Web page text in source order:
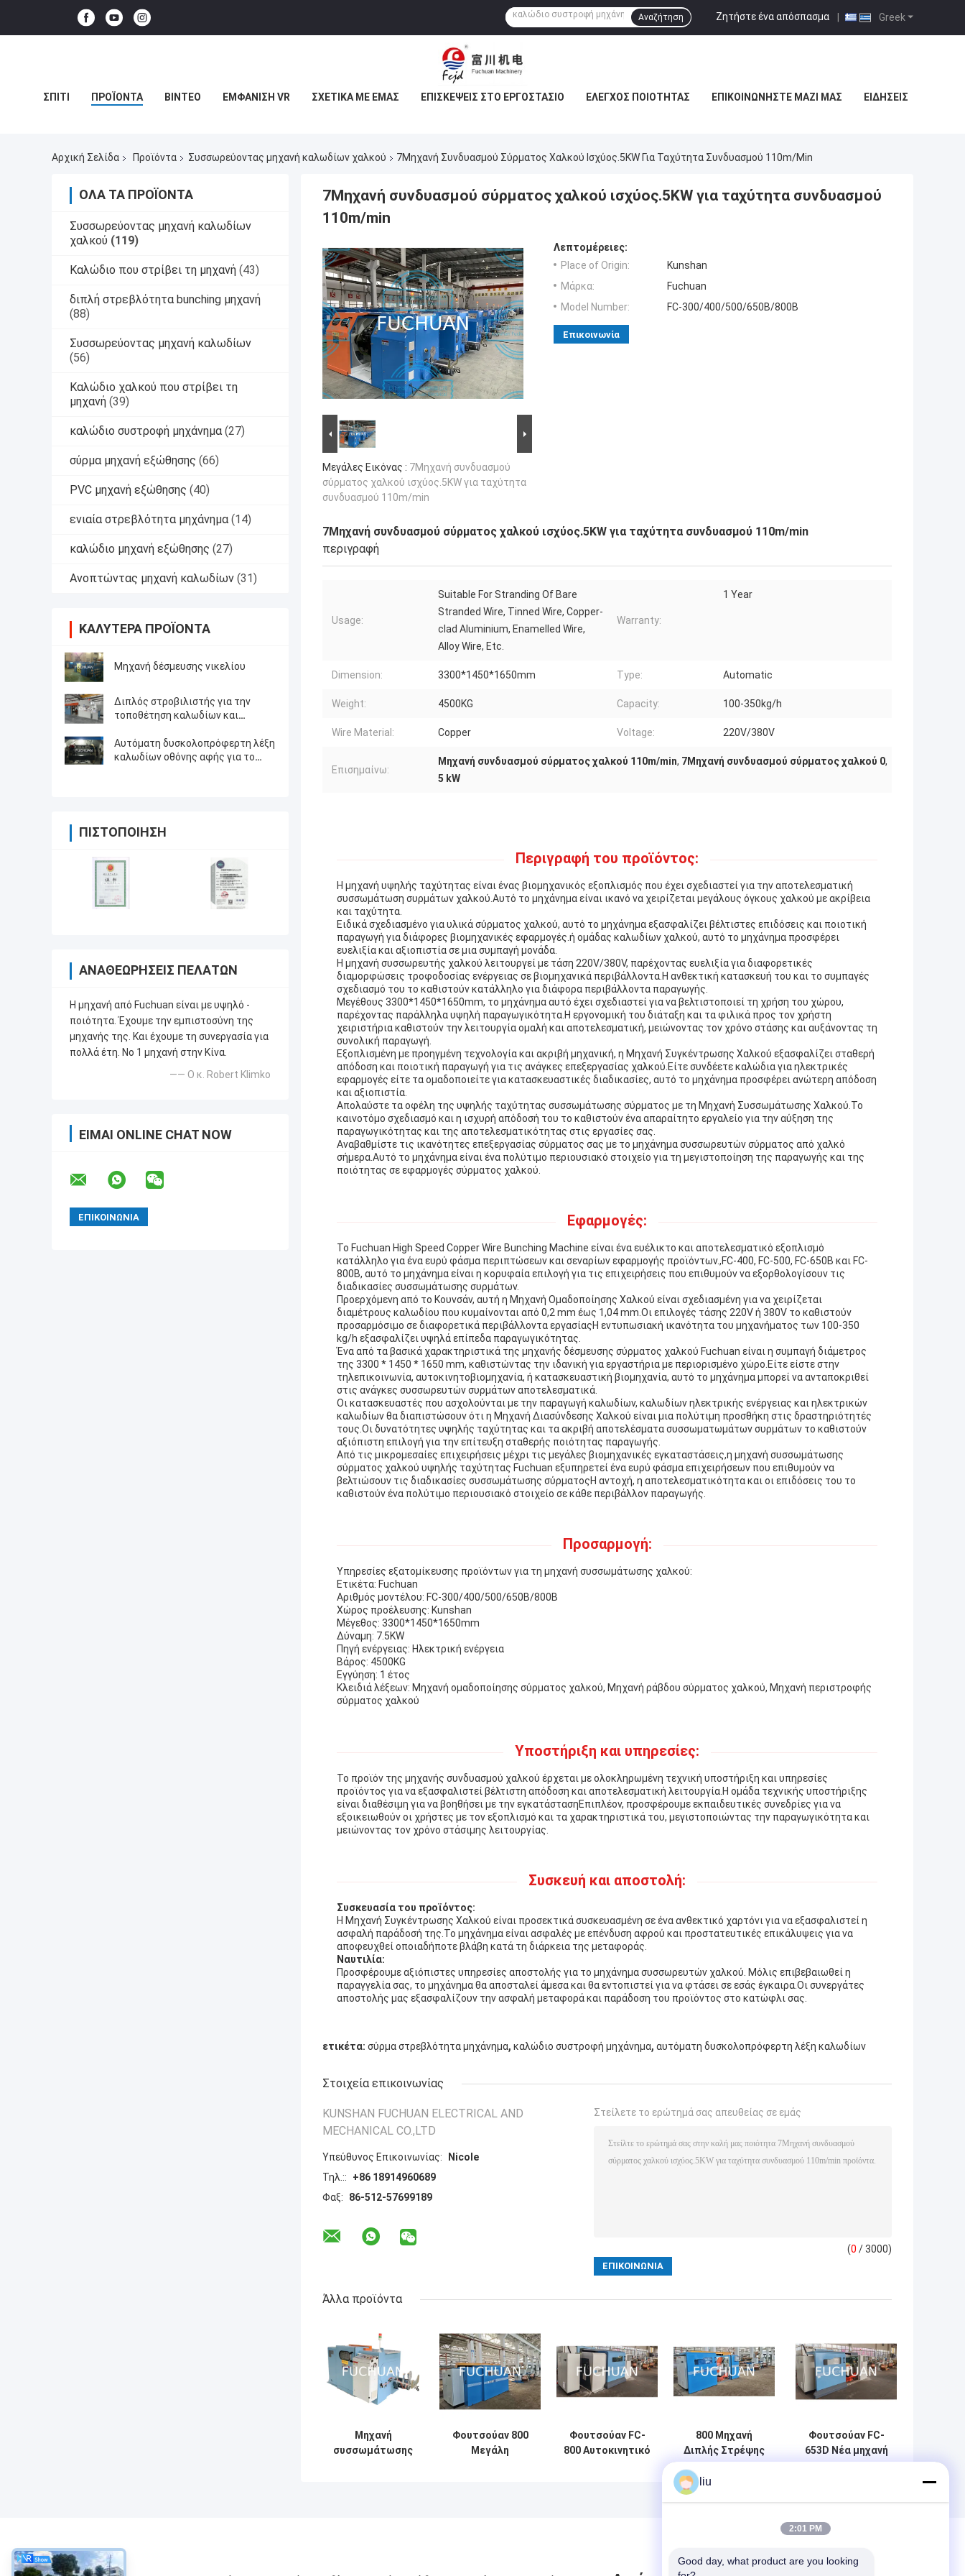
Greek
Ζητήστε ένα απόσπασμα |
Αναζήτηση
ΣΠΊΤΙ ΠΡΟΪΌΝΤΑ ΒΊΝΤΕΟ ΕΜΦΆΝΙΣΗ VR ΣΧΕΤΙΚΆ ΜΕ ΕΜΆΣ ΕΠΙΣΚΈΨΕΙΣ ΣΤΟ ΕΡΓΟΣΤΆΣΙΟ ΈΛΕΓΧΟΣ ΠΟΙΌΤΗΤΑΣ ΕΠΙΚΟΙΝΩΝΉΣΤΕ ΜΑΖΊ ΜΑΣ ΕΙΔΉΣΕΙΣ
Αρχική Σελίδα Προϊόντα Συσσωρεύοντας μηχανή καλωδίων χαλκού 7Μηχανή Συνδυασμού Σύρματος Χαλκού Ισχύος.5KW Για Ταχύτητα Συνδυασμού 110m/min
ΌΛΑ ΤΑ ΠΡΟΪΌΝΤΑ
Συσσωρεύοντας μηχανή καλωδίων
χαλκού (119)
Καλώδιο που στρίβει τη μηχανή (43)
διπλή στρεβλότητα bunching μηχανή
(88)
Συσσωρεύοντας μηχανή καλωδίων
(56)
Καλώδιο χαλκού που στρίβει τη
μηχανή (39)
καλώδιο συστροφή μηχάνημα (27)
σύρμα μηχανή εξώθησης (66)
PVC μηχανή εξώθησης (40)
ενιαία στρεβλότητα μηχάνημα (14)
καλώδιο μηχανή εξώθησης (27)
Ανοπτώντας μηχανή καλωδίων (31)
ΚΑΛΎΤΕΡΑ ΠΡΟΪΌΝΤΑ
Μηχανή δέσμευσης νικελίου
Διπλός στροβιλιστής για την
τοποθέτηση καλωδίων και
Αυτόματη δυσκολοπρόφερτη λέξη
καλωδίων οθόνης αφής για το
ΠΙΣΤΟΠΟΊΗΣΗ
ΑΝΑΘΕΩΡΉΣΕΙΣ ΠΕΛΑΤΏΝ
Η μηχανή από Fuchuan είναι με υψηλό -
ποιότητα. Έχουμε την εμπιστοσύνη της
μηχανής της. Και έχουμε τη συνεργασία για
πολλά έτη. Νο 1 μηχανή στην Κίνα.
—— Ο κ. Robert Klimko
ΕΊΜΑΙ ONLINE CHAT NOW
7Μηχανή συνδυασμού σύρματος χαλκού ισχύος.5KW για ταχύτητα συνδυασμού
110m/min
Μεγάλες Εικόνας : 7Μηχανή συνδυασμού
σύρματος χαλκού ισχύος.5KW για ταχύτητα
συνδυασμού 110m/min
Λεπτομέρειες:
Place of Origin:
Kunshan
Μάρκα:
Fuchuan
Model Number:
FC-300/400/500/650B/800B
Επικοινωνία
7Μηχανή συνδυασμού σύρματος χαλκού ισχύος.5KW για ταχύτητα συνδυασμού 110m/min
περιγραφή
Usage:
Suitable For Stranding Of Bare
Stranded Wire, Tinned Wire, Copper-
clad Aluminium, Enamelled Wire,
Alloy Wire, Etc.
Warranty:
1 Year
Dimension: 3300*1450*1650mm Type: Automatic
Weight: 4500KG Capacity: 100-350kg/h
Wire Material: Copper Voltage: 220V/380V
Επισημαίνω:
Μηχανή συνδυασμού σύρματος χαλκού 110m/min, 7Μηχανή συνδυασμού σύρματος χαλκού 0,
5 kW
Περιγραφή του προϊόντος:
Η μηχανή υψηλής ταχύτητας είναι ένας βιομηχανικός εξοπλισμός που έχει σχεδιαστεί για την αποτελεσματική
συσσωμάτωση συρμάτων χαλκού.Αυτό το μηχάνημα είναι ικανό να χειρίζεται μεγάλους όγκους χαλκού με ακρίβεια
και ταχύτητα.
Ειδικά σχεδιασμένο για υλικά σύρματος χαλκού, αυτό το μηχάνημα εξασφαλίζει βέλτιστες επιδόσεις και ποιοτική
παραγωγή για διάφορες βιομηχανικές εφαρμογές.ή ομάδας καλωδίων χαλκού, αυτό το μηχάνημα προσφέρει
ευελιξία και αξιοπιστία σε μια συμπαγή μονάδα.
Η μηχανή συσσωρευτής χαλκού λειτουργεί με τάση 220V/380V, παρέχοντας ευελιξία για διαφορετικές
διαμορφώσεις τροφοδοσίας ενέργειας σε βιομηχανικά περιβάλλοντα.Η ανθεκτική κατασκευή του και το συμπαγές
σχεδιασμό του το καθιστούν κατάλληλο για διάφορα περιβάλλοντα παραγωγής.
Μεγέθους 3300*1450*1650mm, το μηχάνημα αυτό έχει σχεδιαστεί για να βελτιστοποιεί τη χρήση του χώρου,
παρέχοντας παράλληλα υψηλή παραγωγικότητα.Η εργονομική του διάταξη και τα φιλικά προς τον χρήστη
χειριστήρια καθιστούν την λειτουργία ομαλή και αποτελεσματική, μειώνοντας τον χρόνο στάσης και αυξάνοντας τη
συνολική παραγωγή.
Εξοπλισμένη με προηγμένη τεχνολογία και ακριβή μηχανική, η Μηχανή Συγκέντρωσης Χαλκού εξασφαλίζει σταθερή
απόδοση και ποιοτική παραγωγή για τις ανάγκες επεξεργασίας χαλκού.Είτε συνδέετε καλώδια για ηλεκτρικές
εφαρμογές είτε τα ομαδοποιείτε για κατασκευαστικές διαδικασίες, αυτό το μηχάνημα προσφέρει ανώτερη απόδοση
και αξιοπιστία.
Απολαύστε τα οφέλη της υψηλής ταχύτητας συσσωμάτωσης σύρματος με τη Μηχανή Συσσωμάτωσης Χαλκού.Το
καινοτόμο σχεδιασμό και η ισχυρή απόδοσή του το καθιστούν ένα απαραίτητο εργαλείο για την αύξηση της
παραγωγικότητας και της αποτελεσματικότητας στις εργασίες σας.
Αναβαθμίστε τις ικανότητες επεξεργασίας σύρματος σας με το μηχάνημα συσσωρευτών σύρματος από χαλκό
σήμερα.Αυτό το μηχάνημα είναι ένα πολύτιμο περιουσιακό στοιχείο για τη μεγιστοποίηση της παραγωγής και της
ποιότητας σε εφαρμογές σύρματος χαλκού.
Εφαρμογές:
Το Fuchuan High Speed Copper Wire Bunching Machine είναι ένα ευέλικτο και αποτελεσματικό εξοπλισμό
κατάλληλο για ένα ευρύ φάσμα περιπτώσεων και σεναρίων εφαρμογής προϊόντων.,FC-400, FC-500, FC-650B και FC-
800B, αυτό το μηχάνημα είναι η κορυφαία επιλογή για τις επιχειρήσεις που επιθυμούν να εξορθολογίσουν τις
διαδικασίες συσσωμάτωσης συρμάτων.
Προερχόμενη από το Κουνσάν, αυτή η Μηχανή Ομαδοποίησης Χαλκού είναι σχεδιασμένη για να χειρίζεται
διαμέτρους καλωδίου που κυμαίνονται από 0,2 mm έως 1,04 mm.Οι επιλογές τάσης 220V ή 380V το καθιστούν
προσαρμόσιμο σε διαφορετικά περιβάλλοντα εργασίαςΗ εντυπωσιακή ικανότητα του μηχανήματος των 100-350
kg/h εξασφαλίζει υψηλά επίπεδα παραγωγικότητας.
Ένα από τα βασικά χαρακτηριστικά της μηχανής δέσμευσης σύρματος χαλκού Fuchuan είναι η συμπαγή διάμετρος
της 3300 * 1450 * 1650 mm, καθιστώντας την ιδανική για εργαστήρια με περιορισμένο χώρο.Είτε είστε στην
τηλεπικοινωνία, αυτοκινητοβιομηχανία, ή κατασκευαστική βιομηχανία, αυτό το μηχάνημα μπορεί να ανταποκριθεί
στις ανάγκες συσσωρευτών συρμάτων αποτελεσματικά.
Οι κατασκευαστές που ασχολούνται με την παραγωγή καλωδίων, καλωδίων ηλεκτρικής ενέργειας και ηλεκτρικών
καλωδίων θα διαπιστώσουν ότι η Μηχανή Διασύνδεσης Χαλκού είναι μια πολύτιμη προσθήκη στις δραστηριότητές
τους.Οι δυνατότητες υψηλής ταχύτητας και τα ακριβή αποτελέσματα συσσωματωμάτων συρμάτων το καθιστούν
αξιόπιστη επιλογή για την επίτευξη σταθερής ποιότητας παραγωγής.
Από τις μικρομεσαίες επιχειρήσεις μέχρι τις μεγάλες βιομηχανικές εγκαταστάσεις,η μηχανή συσσωμάτωσης
σύρματος χαλκού υψηλής ταχύτητας Fuchuan εξυπηρετεί ένα ευρύ φάσμα επιχειρήσεων που επιθυμούν να
βελτιώσουν τις διαδικασίες συσσωμάτωσης σύρματοςΗ αντοχή, η αποτελεσματικότητα και οι επιδόσεις του το
καθιστούν ένα πολύτιμο περιουσιακό στοιχείο σε κάθε περιβάλλον παραγωγής.
Προσαρμογή:
Υπηρεσίες εξατομίκευσης προϊόντων για τη μηχανή συσσωμάτωσης χαλκού:
Ετικέτα: Fuchuan
Αριθμός μοντέλου: FC-300/400/500/650B/800B
Χώρος προέλευσης: Kunshan
Μέγεθος: 3300*1450*1650mm
Δύναμη: 7.5KW
Πηγή ενέργειας: Ηλεκτρική ενέργεια
Βάρος: 4500KG
Εγγύηση: 1 έτος
Κλειδιά λέξεων: Μηχανή ομαδοποίησης σύρματος χαλκού, Μηχανή ράβδου σύρματος χαλκού, Μηχανή περιστροφής
σύρματος χαλκού
Υποστήριξη και υπηρεσίες:
Το προϊόν της μηχανής συνδυασμού χαλκού έρχεται με ολοκληρωμένη τεχνική υποστήριξη και υπηρεσίες
προϊόντος για να εξασφαλιστεί βέλτιστη απόδοση και αποτελεσματική λειτουργία.Η ομάδα τεχνικής υποστήριξης
είναι διαθέσιμη για να βοηθήσει με την εγκατάστασηΕπιπλέον, προσφέρουμε εκπαιδευτικές συνεδρίες για να
εξοικειωθούν οι χρήστες με τον εξοπλισμό και τα χαρακτηριστικά του, μεγιστοποιώντας την παραγωγικότητα και
μειώνοντας τον χρόνο στάσιμης λειτουργίας.
Συσκευή και αποστολή:
Συσκευασία του προϊόντος:
Η Μηχανή Συγκέντρωσης Χαλκού είναι προσεκτικά συσκευασμένη σε ένα ανθεκτικό χαρτόνι για να εξασφαλιστεί η
ασφαλή παράδοσή της.Το μηχάνημα είναι ασφαλές με επένδυση αφρού και προστατευτικές επικάλυψεις για να
αποφευχθεί οποιαδήποτε βλάβη κατά τη διάρκεια της μεταφοράς.
Ναυτιλία:
Προσφέρουμε αξιόπιστες υπηρεσίες αποστολής για το μηχάνημα συσσωρευτών χαλκού. Μόλις επιβεβαιωθεί η
παραγγελία σας, το μηχάνημα θα αποσταλεί άμεσα και θα εντοπιστεί για να φτάσει σε εσάς έγκαιρα.Οι συνεργάτες
αποστολής μας εξασφαλίζουν την ασφαλή μεταφορά και παράδοση του προϊόντος στο κατώφλι σας.
ετικέτα: σύρμα στρεβλότητα μηχάνημα, καλώδιο συστροφή μηχάνημα, αυτόματη δυσκολοπρόφερτη λέξη καλωδίων
Στοιχεία επικοινωνίας
KUNSHAN FUCHUAN ELECTRICAL AND
MECHANICAL CO.,LTD
Υπεύθυνος Επικοινωνίας:
Nicole
Τηλ.::
+86 18914960689
Φαξ:
86-512-57699189
Στείλετε το ερώτημά σας απευθείας σε εμάς
(0 / 3000)
Άλλα προϊόντα
Μηχανή
συσσωμάτωσης
Φουτσούαν 800
Μεγάλη
Φουτσούαν FC-
800 Αυτοκινητικό
800 Μηχανή
Διπλής Στρέψης
Χάλκινου
Σύρματος
Μηχανή Στρέψης
Φουτσούαν FC-
653D Νέα μηχανή
υψηλής ταχύτητας
τοποθέτηση
χωρητικότητα
liu
2:01 PM
Good day, what product are you looking